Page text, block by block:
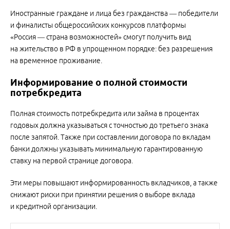
Иностранные граждане и лица без гражданства — победители
и финалисты общероссийских конкурсов платформы
«Россия — страна возможностей» смогут получить вид
на жительство в РФ в упрощенном порядке: без разрешения
на временное проживание.
Информирование о полной стоимости
потребкредита
Полная стоимость потребкредита или займа в процентах
годовых должна указываться с точностью до третьего знака
после запятой. Также при составлении договора по вкладам
банки должны указывать минимальную гарантированную
ставку на первой странице договора.
Эти меры повышают информированность вкладчиков, а также
снижают риски при принятии решения о выборе вклада
и кредитной организации.